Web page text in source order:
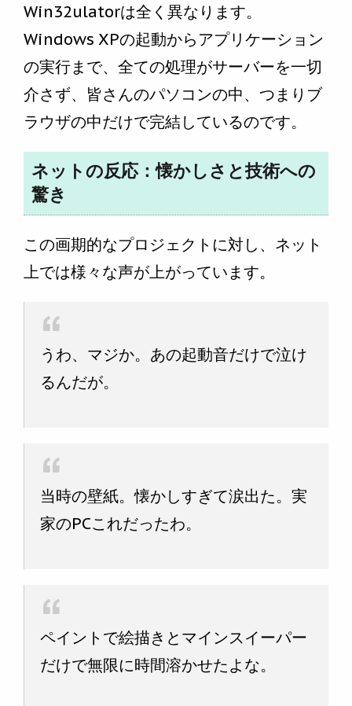
Win32ulatorは全く異なります。
Windows XPの起動からアプリケーション
の実行まで、全ての処理がサーバーを一切
介さず、皆さんのパソコンの中、つまりブ
ラウザの中だけで完結しているのです。
ネットの反応：懐かしさと技術への
驚き
この画期的なプロジェクトに対し、ネット
上では様々な声が上がっています。
うわ、マジか。あの起動音だけで泣け
るんだが。
当時の壁紙。懐かしすぎて涙出た。実
家のPCこれだったわ。
ペイントで絵描きとマインスイーパー
だけで無限に時間溶かせたよな。